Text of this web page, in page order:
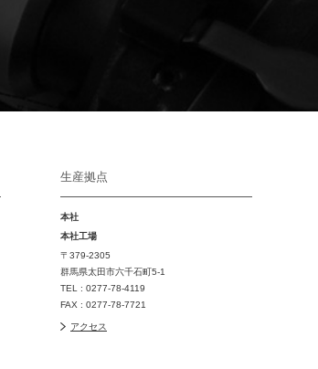
生産拠点
本社
本社工場
〒379-2305
群馬県太田市六千石町5-1
TEL : 0277-78-4119
FAX : 0277-78-7721
アクセス